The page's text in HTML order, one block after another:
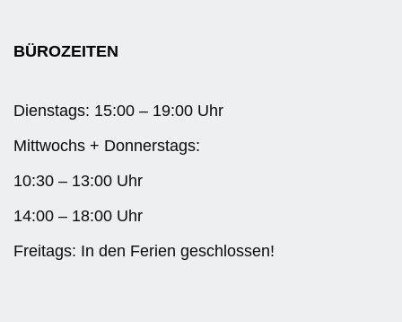
BÜROZEITEN
Dienstags: 15:00 – 19:00 Uhr
Mittwochs + Donnerstags:
10:30 – 13:00 Uhr
14:00 – 18:00 Uhr
Freitags: In den Ferien geschlossen!